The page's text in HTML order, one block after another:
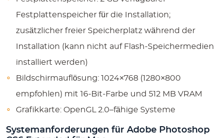
Festplattenspeicher für die Installation;
zusätzlicher freier Speicherplatz während der
Installation (kann nicht auf Flash-Speichermedien
installiert werden)
Bildschirmauflösung: 1024×768 (1280×800
empfohlen) mit 16-Bit-Farbe und 512 MB VRAM
Grafikkarte: OpenGL 2.0–fähige Systeme
Systemanforderungen für Adobe Photoshop